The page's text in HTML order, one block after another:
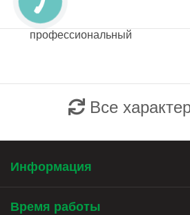
профессиональный
Все
Информация
Время работы